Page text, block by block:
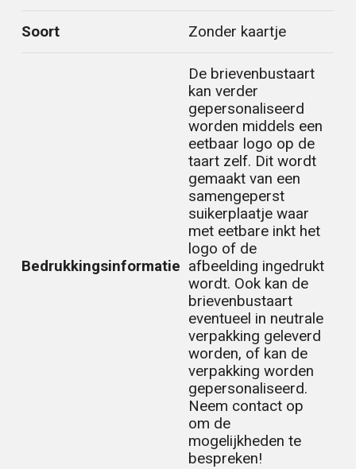
Soort Zonder kaartje
Bedrukkingsinformatie
De brievenbustaart
kan verder
gepersonaliseerd
worden middels een
eetbaar logo op de
taart zelf. Dit wordt
gemaakt van een
samengeperst
suikerplaatje waar
met eetbare inkt het
logo of de
afbeelding ingedrukt
wordt. Ook kan de
brievenbustaart
eventueel in neutrale
verpakking geleverd
worden, of kan de
verpakking worden
gepersonaliseerd.
Neem contact op
om de
mogelijkheden te
bespreken!